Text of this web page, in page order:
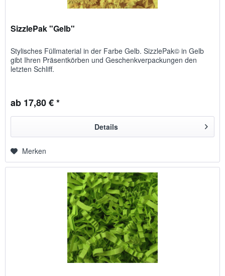
SizzlePak "Gelb"
Stylisches Füllmaterial in der Farbe Gelb. SizzlePak© in Gelb
gibt Ihren Präsentkörben und Geschenkverpackungen den
letzten Schliff.
ab 17,80 € *
Details
Merken